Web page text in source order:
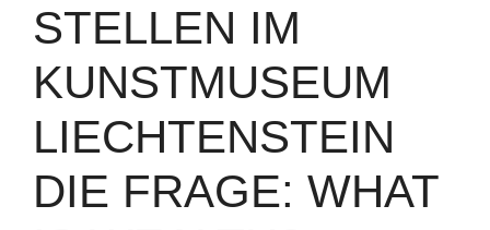
STELLEN IM
KUNSTMUSEUM
LIECHTENSTEIN
DIE FRAGE: WHAT